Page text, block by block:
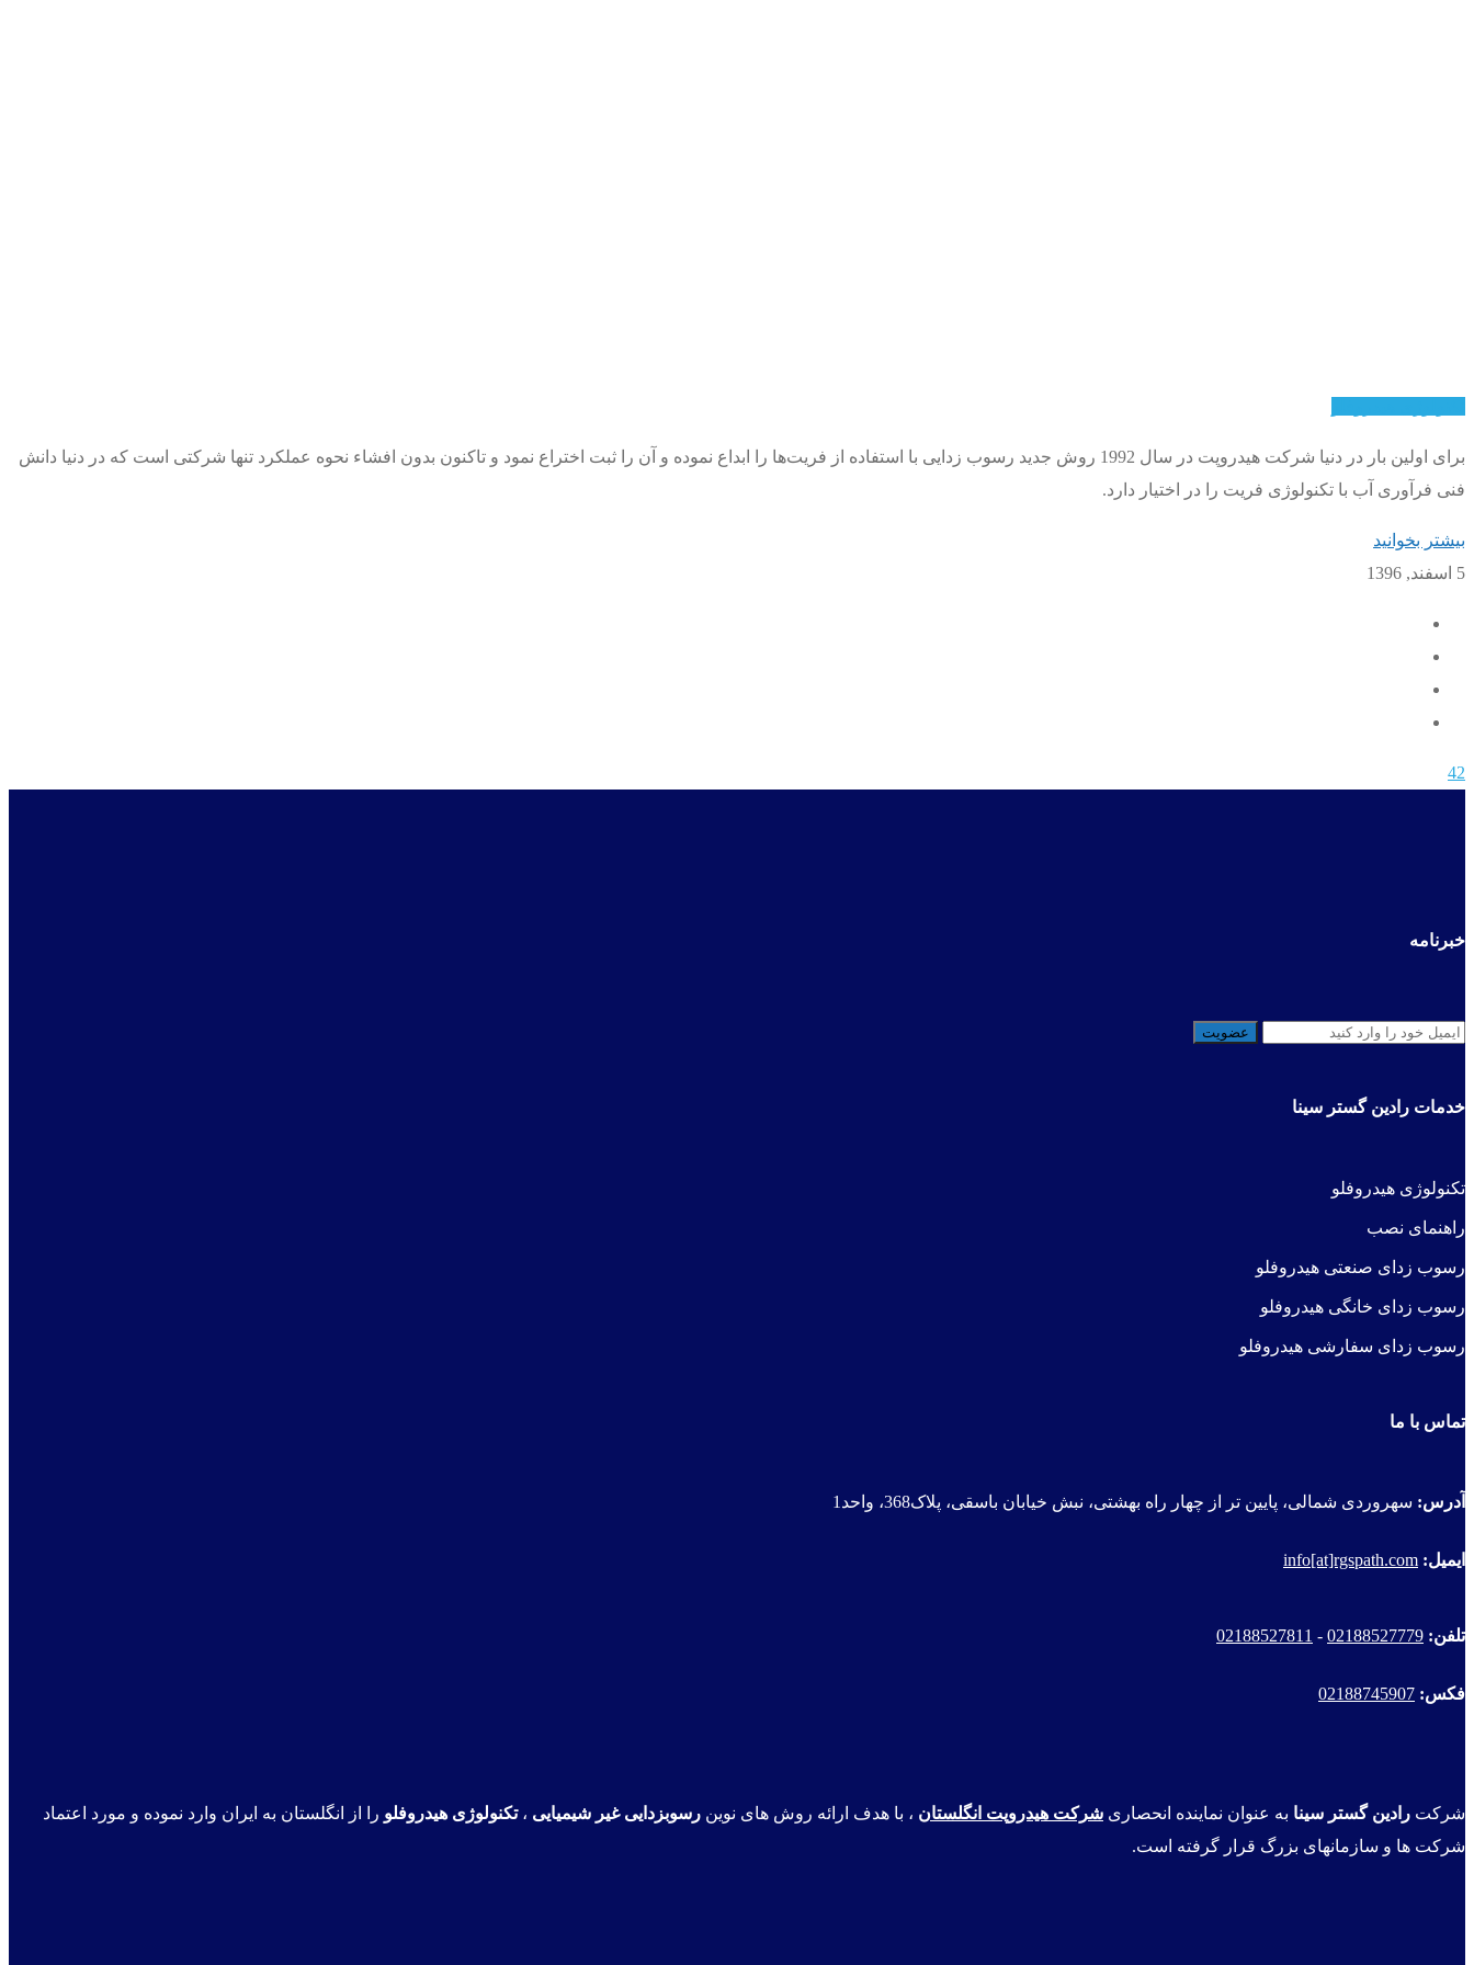
برای اولین بار در دنیا شرکت هیدروپت در سال 1992 روش جدید رسوب زدایی با استفاده از فریت‌ها را ابداع نموده و آن را ثبت اختراع نمود و تاکنون بدون افشاء نحوه عملکرد تنها شرکتی است که در دنیا دانش
فنی فرآوری آب با تکنولوژی فریت را در اختیار دارد.
بیشتر بخوانید
5 اسفند, 1396
42
خبرنامه
خدمات رادین گستر سینا
تکنولوژی هیدروفلو
راهنمای نصب
رسوب زدای صنعتی هیدروفلو
رسوب زدای خانگی هیدروفلو
رسوب زدای سفارشی هیدروفلو
تماس با ما
آدرس: سهروردی شمالی، پایین تر از چهار راه بهشتی، نبش خیابان باسقی، پلاک368، واحد1
ایمیل: info[at]rgspath.com
تلفن: 02188527779
-
02188527811
فکس: 02188745907
شرکت رادین گستر سینا به عنوان نماینده انحصاری شرکت هیدروپت انگلستان ، با هدف ارائه روش های نوین رسوبزدایی غیر شیمیایی ،تکنولوژی هیدروفلو را از انگلستان به ایران وارد نموده و مورد اعتماد
شرکت ها و سازمانهای بزرگ قرار گرفته است.